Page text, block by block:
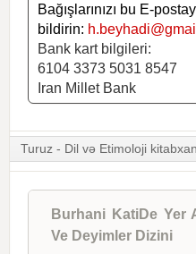
Bağışlarınızı bu E-
bildirin:
Bank kart bilgileri:
6104 3373 5031 8547
Iran Millet Bank
Turuz - Dil və Etimoloji
Burhani KatiDe Yer
Ve Deyimler Dizini